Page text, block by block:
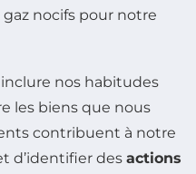
gaz nocifs pour notre
inclure nos habitudes
les biens que nous
contribuent à notre
d’identifier des actions